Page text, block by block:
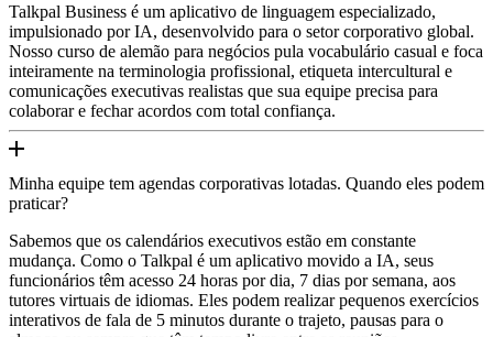
Talkpal Business é um aplicativo de linguagem especializado,
impulsionado por IA, desenvolvido para o setor corporativo global.
Nosso curso de alemão para negócios pula vocabulário casual e foca
inteiramente na terminologia profissional, etiqueta intercultural e
comunicações executivas realistas que sua equipe precisa para
colaborar e fechar acordos com total confiança.
Minha equipe tem agendas corporativas lotadas. Quando eles podem
praticar?
Sabemos que os calendários executivos estão em constante
mudança. Como o Talkpal é um aplicativo movido a IA, seus
funcionários têm acesso 24 horas por dia, 7 dias por semana, aos
tutores virtuais de idiomas. Eles podem realizar pequenos exercícios
interativos de fala de 5 minutos durante o trajeto, pausas para o